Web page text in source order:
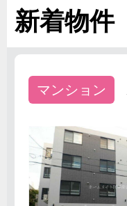
新着物件
マンション